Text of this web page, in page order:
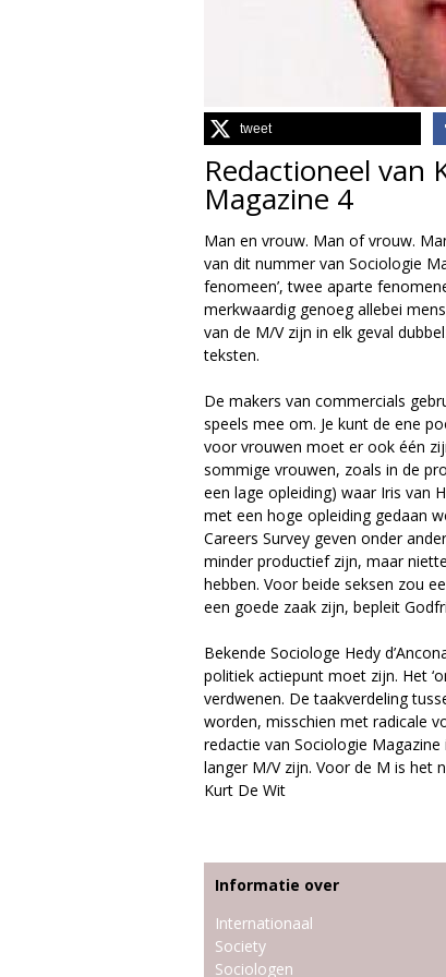
e
M
a
g
a
z
i
n
e
tweet
Redactioneel van
Magazine 4
Man en vrouw. Man of vrouw.
van dit nummer van Sociologie
fenomeen’, twee aparte
merkwaardig genoeg allebei
van de M/V zijn in elk geval
teksten.
De makers van commercials
speels mee om. Je kunt de ene
voor vrouwen moet er ook één
sommige vrouwen, zoals in de
een lage opleiding) waar Iris van
met een hoge opleiding gedaan
Careers Survey geven onder
minder productief zijn, maar
hebben. Voor beide seksen zou
een goede zaak zijn, bepleit
Bekende Sociologe Hedy
politiek actiepunt moet zijn. Het
verdwenen. De taakverdeling
worden, misschien met radicale
redactie van Sociologie
langer M/V zijn. Voor de M is het
Kurt De Wit
Informatie over
Internationaal
Society
Sociologen